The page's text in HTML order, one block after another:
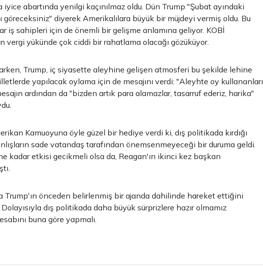
iyice abartında yenilgi kaçınılmaz oldu. Dün Trump "Şubat ayındaki
göreceksiniz" diyerek Amerikalılara büyük bir müjdeyi vermiş oldu. Bu
iş sahipleri için de önemli bir gelişme anlamına geliyor. KOBİ
vergi yükünde çok ciddi bir rahatlama olacağı gözüküyor.
Trump, iç siyasette aleyhine gelişen atmosferi bu şekilde lehine
yapılacak oylama için de mesajını verdi: "Aleyhte oy kullananları
ardından da "bizden artık para alamazlar, tasarruf ederiz, harika"
Kamuoyuna öyle güzel bir hediye verdi ki, dış politikada kırdığı
sade vatandaş tarafından önemsenmeyeceği bir duruma geldi.
kadar etkisi gecikmeli olsa da, Reagan'ın ikinci kez başkan
Trump'ın önceden belirlenmiş bir ajanda dahilinde hareket ettiğini
dış politikada daha büyük sürprizlere hazır olmamız
buna göre yapmalı.